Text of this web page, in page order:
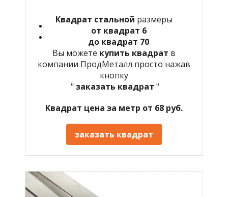
Квадрат стальной размеры
от квадрат 6
до квадрат 70
Вы можете купить квадрат в
компании ПродМеталл просто нажав
кнопку
" заказать квадрат "
Квадрат цена за метр от 68 руб.
заказать квадрат